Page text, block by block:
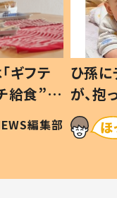
ギフテ
給食”を
和の親
編集部
ひ孫
が、
「涙が
い」